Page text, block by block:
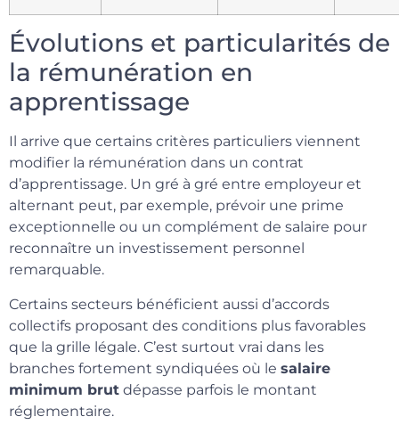
Évolutions et particularités de
la rémunération en
apprentissage
Il arrive que certains critères particuliers viennent
modifier la rémunération dans un contrat
d’apprentissage. Un gré à gré entre employeur et
alternant peut, par exemple, prévoir une prime
exceptionnelle ou un complément de salaire pour
reconnaître un investissement personnel
remarquable.
Certains secteurs bénéficient aussi d’accords
collectifs proposant des conditions plus favorables
que la grille légale. C’est surtout vrai dans les
branches fortement syndiquées où le salaire
minimum brut dépasse parfois le montant
réglementaire.